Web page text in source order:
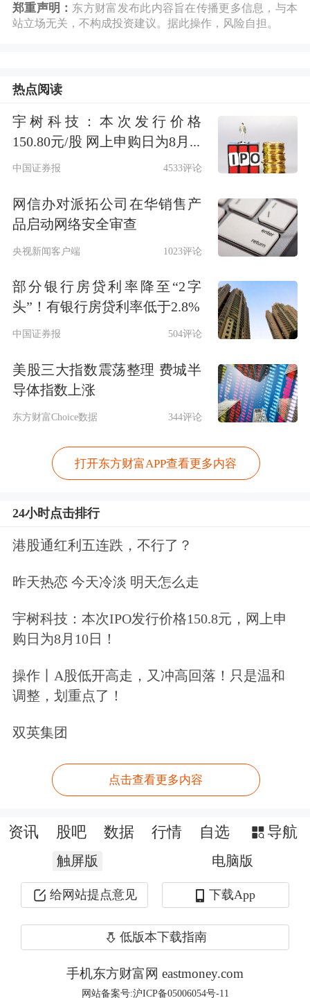
额区间为2.5亿元至5亿元。后续，电科
近两个月以来，已有29家央企控股上市
公司披露控股股东增持的最新进展，其
中多家公司的增持计划发布于今年4月
的“增持回购潮”期间，展现了部分央企
对市场化市值管理措施的成熟运用。
执行力最强的当数 中国电研
及其控股股
东的一致行动人国机资本仅耗时18个交
易日（4月18日至5月9日）就完成了总
金额1.41亿元的增持，约占公司总股本
的1.62%，该增持金额也大幅超出增持
计划的金额下限。
据统计，包括凌云股份、华电科工
、东方电气、海油工程等10家央
企控股上市公司的控股股东在今年4月
披露增持计划后火速行动，向市场快速
传递“被低估”和“看好自身发展”的明确
从增持金额来看，多家央企本轮增持金
额已破亿元大关。截至5月28日，中铝
集团及其一致行动人累计增持公司股份
占公司已发行总股本的1.12%，累计增
中铝集团及其一致行动人后续将按照增
市公司今年4月披露的增持公告，中铝
集团拟增持的总金额上限为20亿元。
公开信息显示，“增持回购潮”后，央企
提振市场信心的举措还在继续加码。5
中国黄金和中铁工业
股东的增持计划陆续出炉。其中，中国
郑重声明： 东方财富发布此内容旨在传播更多信息，与本
站立场无关，不构成投资建议。据此操作，风险自担。
热点阅读
宇树科技：本次发行价格
150.80元/股 网上申购日为8月...
中国证券报 4533评论
网信办对派拓公司在华销售产
品启动网络安全审查
央视新闻客户端 1023评论
部分银行房贷利率降至“2字
头”！有银行房贷利率低于2.8%
中国证券报 504评论
美股三大指数震荡整理 费城半
导体指数上涨
东方财富Choice数据 344评论
打开东方财富APP查看更多内容
24小时点击排行
港股通红利五连跌，不行了？
昨天热恋 今天冷淡 明天怎么走
宇树科技：本次IPO发行价格150.8元，网上申
购日为8月10日！
操作丨A股低开高走，又冲高回落！只是温和
调整，划重点了！
双英集团
点击查看更多内容
资讯 股吧 数据 行情 自选 导航
触屏版 电脑版
给网站提点意见 下载App
低版本下载指南
手机东方财富网 eastmoney.com
网站备案号:沪ICP备05006054号-11